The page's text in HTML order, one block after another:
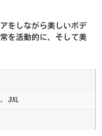
をしながら美しいボデ
を活動的に、そして美
3XL